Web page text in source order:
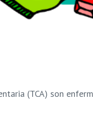
(TCA) son